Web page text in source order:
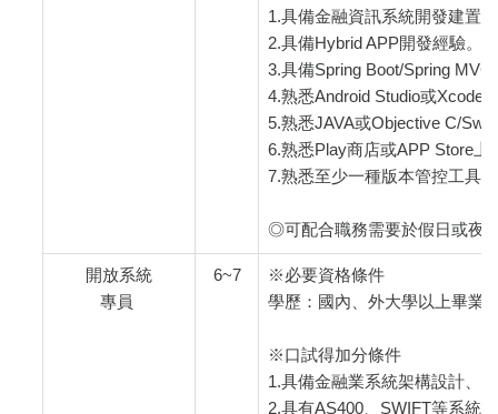
1.具備金融資訊系統開發建置
2.具備Hybrid APP開發經驗。
3.具備Spring Boot/Spring
4.熟悉Android Studio或Xcode
5.熟悉JAVA或Objective C/
6.熟悉Play商店或APP Store
7.熟悉至少一種版本管控工具(
◎可配合職務需要於假日或夜
開放系統
專員
6~7
※必要資格條件
學歷：國內、外大學以上畢業
※口試得加分條件
1.具備金融業系統架構設計、
2.具有AS400、SWIFT等系統